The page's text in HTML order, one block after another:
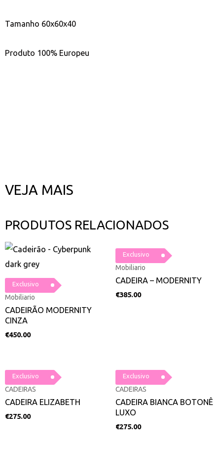
Tamanho 60x60x40
Produto 100% Europeu
VEJA MAIS
PRODUTOS RELACIONADOS
Exclusivo
Mobiliario
CADEIRÃO MODERNITY
CINZA
€450.00
Exclusivo
Mobiliario
CADEIRA – MODERNITY
€385.00
Exclusivo
CADEIRAS
CADEIRA ELIZABETH
€275.00
Exclusivo
CADEIRAS
CADEIRA BIANCA BOTONÊ
LUXO
€275.00